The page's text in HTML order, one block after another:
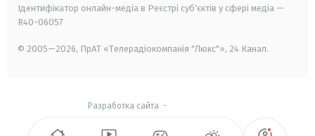
Ідентифікатор онлайн-медіа в Реєстрі суб'єктів у сфері медіа —
R40-06057
© 2005—2026, ПрАТ «Телерадіокомпанія "Люкс"», 24 Канал.
Разработка сайта -